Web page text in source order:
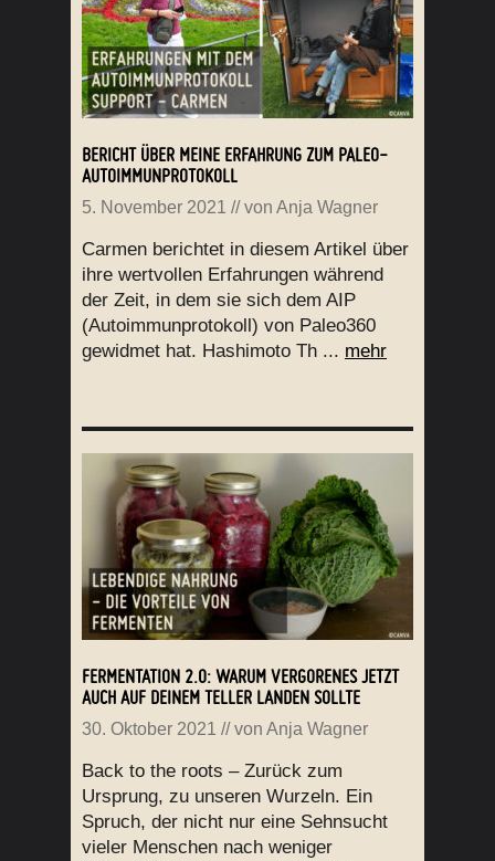
BERICHT ÜBER MEINE ERFAHRUNG ZUM PALEO-
AUTOIMMUNPROTOKOLL
5. November 2021 // von Anja Wagner
Carmen berichtet in diesem Artikel über
ihre wertvollen Erfahrungen während
der Zeit, in dem sie sich dem AIP
(Autoimmunprotokoll) von Paleo360
gewidmet hat. Hashimoto Th ... mehr
FERMENTATION 2.0: WARUM VERGORENES JETZT
AUCH AUF DEINEM TELLER LANDEN SOLLTE
30. Oktober 2021 // von Anja Wagner
Back to the roots – Zurück zum
Ursprung, zu unseren Wurzeln. Ein
Spruch, der nicht nur eine Sehnsucht
vieler Menschen nach weniger